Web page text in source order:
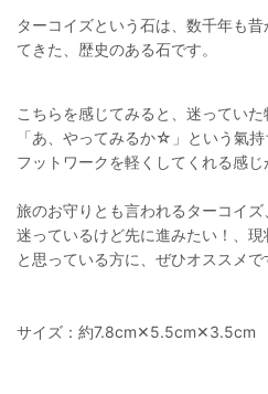
ターコイズという石は、数千年も
てきた、歴史のある石です。
こちらを感じてみると、迷っていた
「あ、やってみるか☆」という氣持
フットワークを軽くしてくれる感じ
旅のお守りとも言われるターコイズ
迷っているけど先に進みたい！、現
と思っている方に、ぜひオススメで
サイズ： 約7.8cm✕5.5cm✕3.5cm